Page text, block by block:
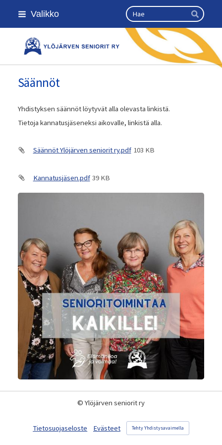
Siirry
sivun
Valikko Haku
Hae
Ylöjärven seniorit ry
Säännöt
Yhdistyksen säännöt löytyvät alla olevasta linkistä.
Tietoja kannatusjäseneksi aikovalle, linkistä alla.
Säännöt Ylöjärven seniorit ry.pdf 103 KB
Kannatusjäsen.pdf 39 KB
© Ylöjärven seniorit ry
Tietosuojaseloste Evästeet Tehty Yhdistysavaimella